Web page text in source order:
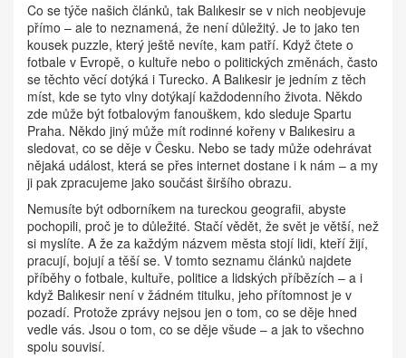
Co se týče našich článků, tak Balıkesir se v nich neobjevuje
přímo – ale to neznamená, že není důležitý. Je to jako ten
kousek puzzle, který ještě nevíte, kam patří. Když čtete o
fotbale v Evropě, o kultuře nebo o politických změnách, často
se těchto věcí dotýká i Turecko. A Balıkesir je jedním z těch
míst, kde se tyto vlny dotýkají každodenního života. Někdo
zde může být fotbalovým fanouškem, kdo sleduje Spartu
Praha. Někdo jiný může mít rodinné kořeny v Balıkesiru a
sledovat, co se děje v Česku. Nebo se tady může odehrávat
nějaká událost, která se přes internet dostane i k nám – a my
ji pak zpracujeme jako součást širšího obrazu.
Nemusíte být odborníkem na tureckou geografii, abyste
pochopili, proč je to důležité. Stačí vědět, že svět je větší, než
si myslíte. A že za každým názvem města stojí lidi, kteří žijí,
pracují, bojují a těší se. V tomto seznamu článků najdete
příběhy o fotbale, kultuře, politice a lidských příbězích – a i
když Balıkesir není v žádném titulku, jeho přítomnost je v
pozadí. Protože zprávy nejsou jen o tom, co se děje hned
vedle vás. Jsou o tom, co se děje všude – a jak to všechno
spolu souvisí.